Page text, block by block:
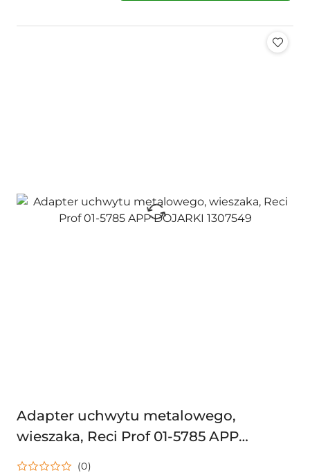
Adapter uchwytu metalowego,
wieszaka, Reci Prof 01-5785 APP
DOJARKI 1307549
(0)